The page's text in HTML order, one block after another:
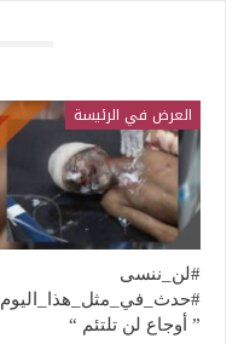
العرض في الرئيسة
#لن_ننسى
#حدث_في_مثل_هذا_اليوم
” أوجاع لن تلتئم “